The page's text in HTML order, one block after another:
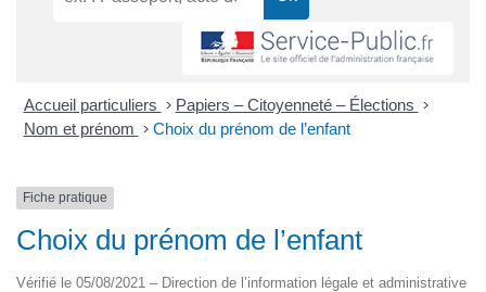
Accueil particuliers > Papiers – Citoyenneté – Élections >
Nom et prénom > Choix du prénom de l’enfant
Fiche pratique
Choix du prénom de l’enfant
Vérifié le 05/08/2021 – Direction de l’information légale et administrative